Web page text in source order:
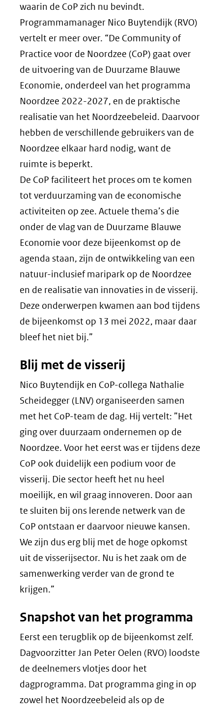
waarin de CoP zich nu bevindt.
Programmamanager Nico Buytendijk (RVO)
vertelt er meer over. “De Community of
Practice voor de Noordzee (CoP) gaat over
de uitvoering van de Duurzame Blauwe
Economie, onderdeel van het programma
Noordzee 2022-2027, en de praktische
realisatie van het Noordzeebeleid. Daarvoor
hebben de verschillende gebruikers van de
Noordzee elkaar hard nodig, want de
ruimte is beperkt.
De CoP faciliteert het proces om te komen
tot verduurzaming van de economische
activiteiten op zee. Actuele thema’s die
onder de vlag van de Duurzame Blauwe
Economie voor deze bijeenkomst op de
agenda staan, zijn de ontwikkeling van een
natuur-inclusief maripark op de Noordzee
en de realisatie van innovaties in de visserij.
Deze onderwerpen kwamen aan bod tijdens
de bijeenkomst op 13 mei 2022, maar daar
bleef het niet bij.”
Blij met de visserij
Nico Buytendijk en CoP-collega Nathalie
Scheidegger (LNV) organiseerden samen
met het CoP-team de dag. Hij vertelt: ”Het
ging over duurzaam ondernemen op de
Noordzee. Voor het eerst was er tijdens deze
CoP ook duidelijk een podium voor de
visserij. Die sector heeft het nu heel
moeilijk, en wil graag innoveren. Door aan
te sluiten bij ons lerende netwerk van de
CoP ontstaan er daarvoor nieuwe kansen.
We zijn dus erg blij met de hoge opkomst
uit de visserijsector. Nu is het zaak om de
samenwerking verder van de grond te
krijgen.”
Snapshot van het programma
Eerst een terugblik op de bijeenkomst zelf.
Dagvoorzitter Jan Peter Oelen (RVO) loodste
de deelnemers vlotjes door het
dagprogramma. Dat programma ging in op
zowel het Noordzeebeleid als op de